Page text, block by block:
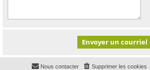
Supprimer les cookies
Nous contacter